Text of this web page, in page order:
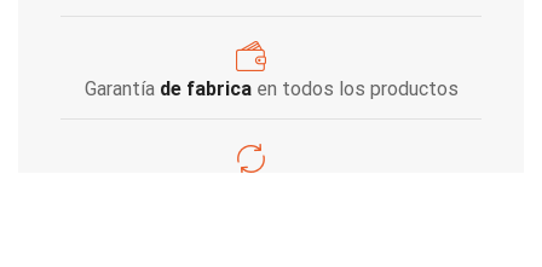
Garantía de fabricaen todos los productos